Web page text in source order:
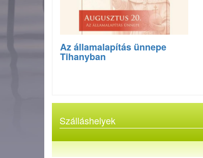
Az államalapítás ünnepe
Tihanyban
Szálláshelyek